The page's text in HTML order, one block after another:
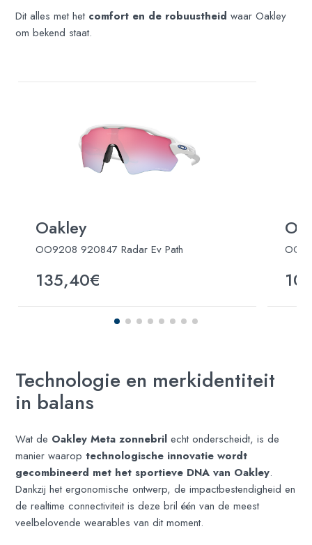
Dit alles met het comfort en de robuustheid waar Oakley
om bekend staat.
Oakley
OO9208 920847 Radar Ev Path
135,40€
Technologie en merkidentiteit
in balans
Wat de Oakley Meta zonnebril echt onderscheidt, is de
manier waaroptechnologische innovatie wordt
gecombineerd met het sportieve DNA van Oakley.
Dankzij het ergonomische ontwerp, de impactbestendigheid en
de realtime connectiviteit is deze bril één van de meest
veelbelovende wearables van dit moment.